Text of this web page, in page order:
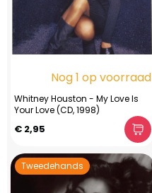
Nog 1 op voorraad
Whitney Houston - My Love Is
Your Love (CD, 1998)
€ 2,95
Tweedehands